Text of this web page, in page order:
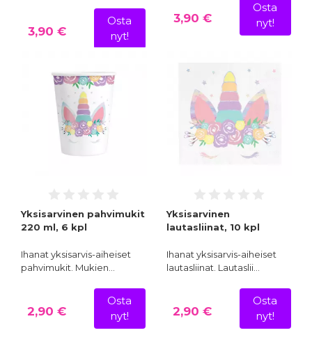
3,90 €
Osta
nyt!
3,90 €
Osta
nyt!
Yksisarvinen pahvimukit
220 ml, 6 kpl
Ihanat yksisarvis-aiheiset
pahvimukit. Mukien…
2,90 €
Osta
nyt!
Yksisarvinen
lautasliinat, 10 kpl
Ihanat yksisarvis-aiheiset
lautasliinat. Lautaslii…
2,90 €
Osta
nyt!